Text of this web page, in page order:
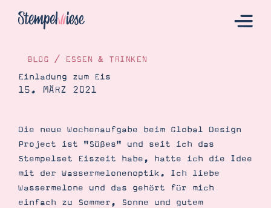
Katalog
Bestellen
Kontakt
BLOG / ESSEN & TRINKEN
Einladung zum Eis
15. MÄRZ 2021
Die neue Wochenaufgabe beim Global Design
Project ist "Süßes" und seit ich das
Stempelset Eiszeit habe, hatte ich die Idee
mit der Wassermelonenoptik. Ich liebe
Wassermelone und das gehört für mich
einfach zu Sommer, Sonne und gutem